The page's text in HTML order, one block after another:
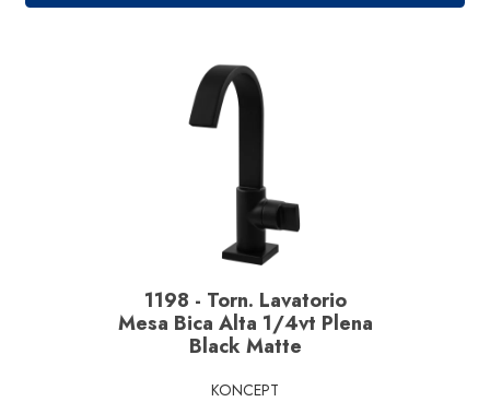
Ver detalhe
1198 - Torn. Lavatorio
Mesa Bica Alta 1/4vt Plena
Black Matte
KONCEPT